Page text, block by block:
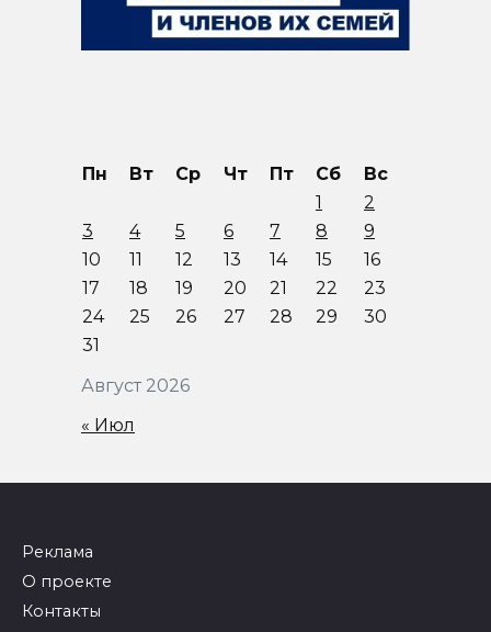
Август 2026
Пн Вт Ср Чт Пт Сб
Вс
1
2
3
4 5 6 7 8
9
10
11 12 13 14 15
16
17
18 19 20 21 22
23
24
25 26 27 28 29
30
31
« Июл
Реклама
О проекте
Контакты